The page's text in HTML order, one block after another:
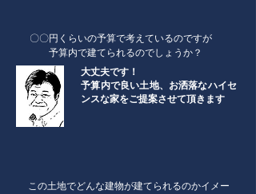
大丈夫です！​
​予算内で良い土地、お洒落なハイセ
ンスな家をご提案させて頂きます
​この土地でどんな建物が建てられるのかイメー
​〇〇円くらいの予算で考えているのですが
予算内で建てられるのでしょうか？